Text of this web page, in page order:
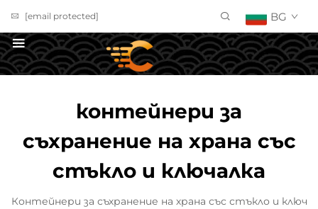
[email protected] BG
контейнери за
съхранение на храна със
стъкло и ключалка
Контейнери за съхранение на храна със стъкло и ключ